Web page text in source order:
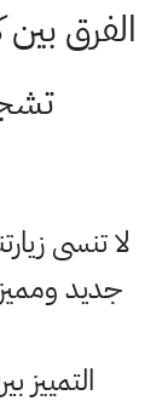
الفرق
لا تنسى
جديد
التمييز